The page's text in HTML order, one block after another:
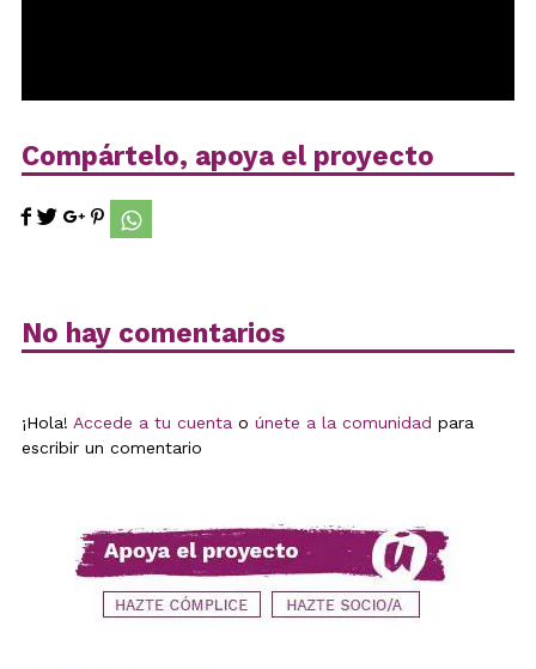
Compártelo, apoya el proyecto
No hay comentarios
¡Hola! Accede a tu cuenta o únete a la comunidad para
escribir un comentario